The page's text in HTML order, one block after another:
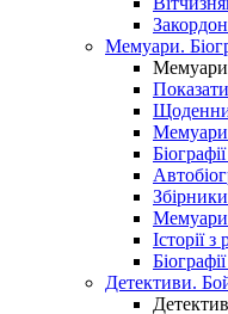
Мемуари.
Мемуари.
Показати
Мемуари
Мемуари
Історії
Детективи.